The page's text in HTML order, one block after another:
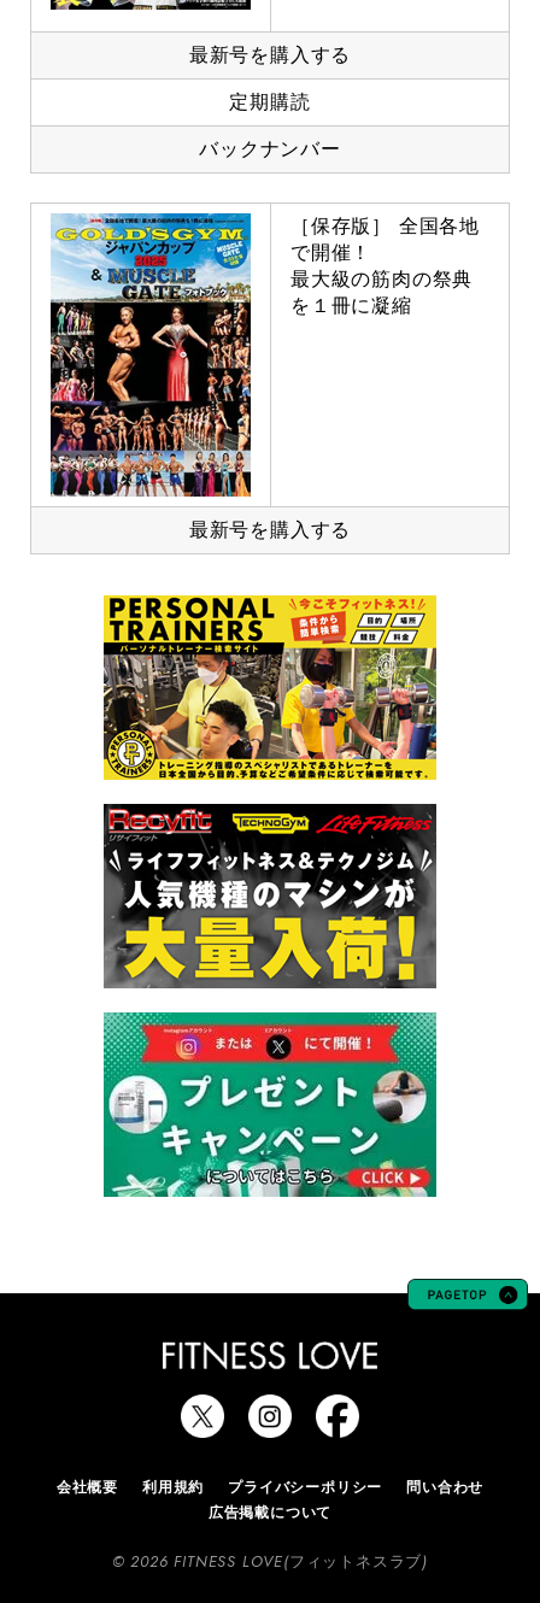
最新号を購入する
定期購読
バックナンバー
［保存版］ 全国各地
で開催！
最大級の筋肉の祭典
を１冊に凝縮
最新号を購入する
会社概要 利用規約 プライバシーポリシー
問い合わせ
広告掲載について
© 2026 FITNESS LOVE(フィットネスラブ)